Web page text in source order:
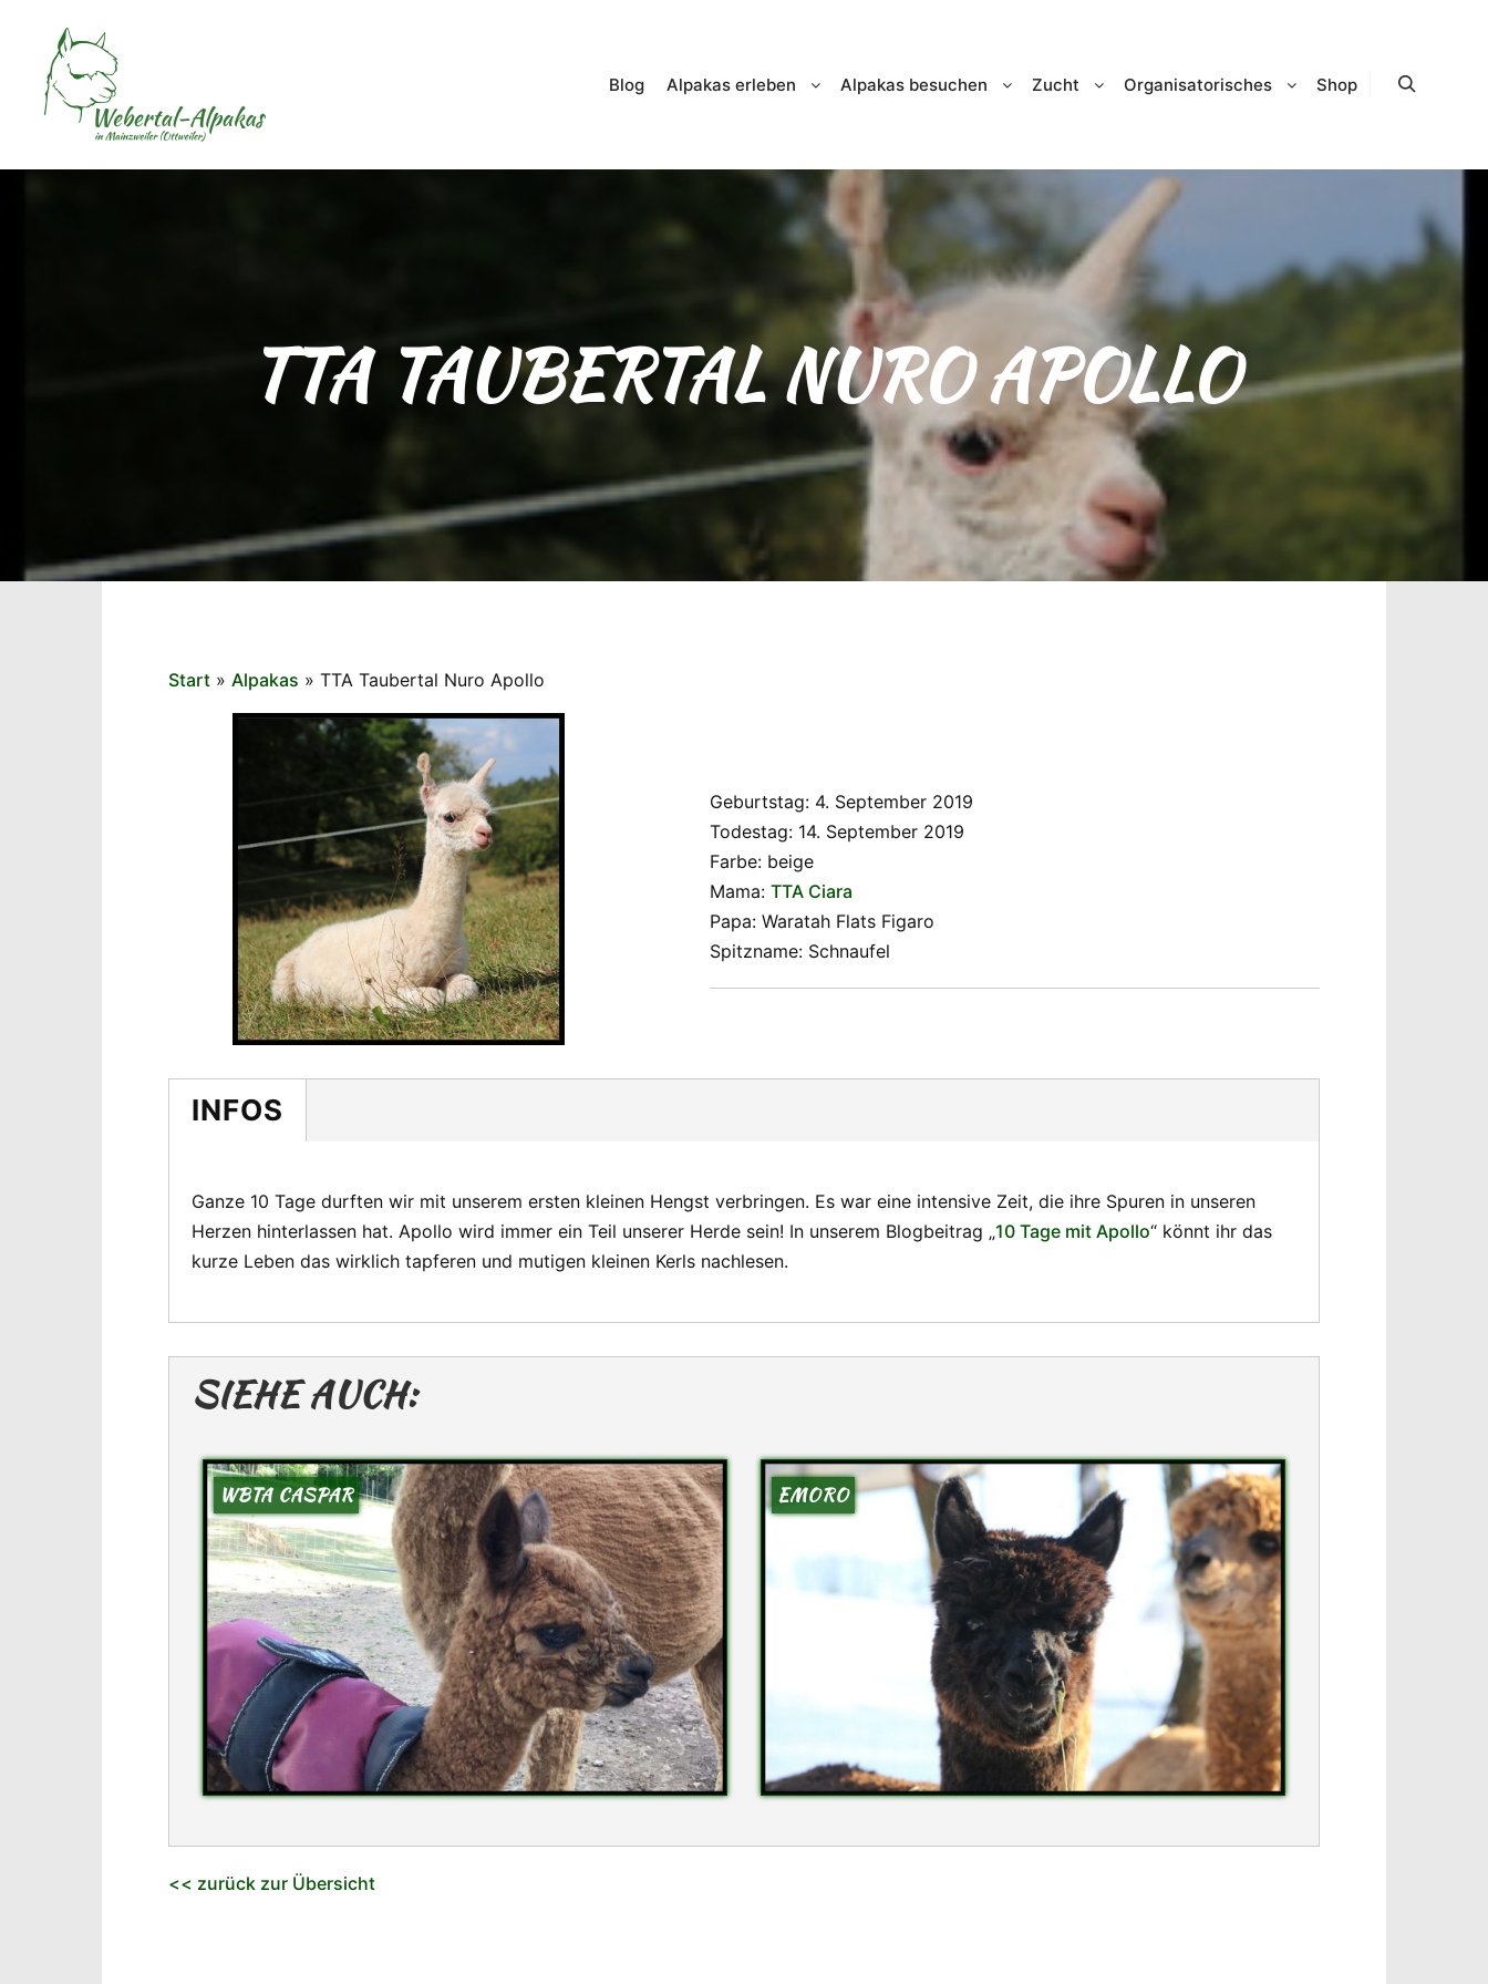
Blog Alpakas erleben Alpakas besuchen Zucht Organisatorisches Shop
TTA TAUBERTAL NURO APOLLO
Start » Alpakas » TTA Taubertal Nuro Apollo
Geburtstag: 4. September 2019
Todestag: 14. September 2019
Farbe: beige
Mama: TTA Ciara
Papa: Waratah Flats Figaro
Spitzname: Schnaufel
INFOS
Ganze 10 Tage durften wir mit unserem ersten kleinen Hengst verbringen. Es war eine intensive Zeit, die ihre Spuren in unseren
Herzen hinterlassen hat. Apollo wird immer ein Teil unserer Herde sein! In unserem Blogbeitrag „10 Tage mit Apollo“ könnt ihr das
kurze Leben das wirklich tapferen und mutigen kleinen Kerls nachlesen.
SIEHE AUCH:
WBTA CASPAR EMORO
<< zurück zur Übersicht